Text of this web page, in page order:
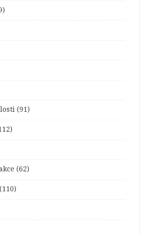
(91)
(62)
(110)